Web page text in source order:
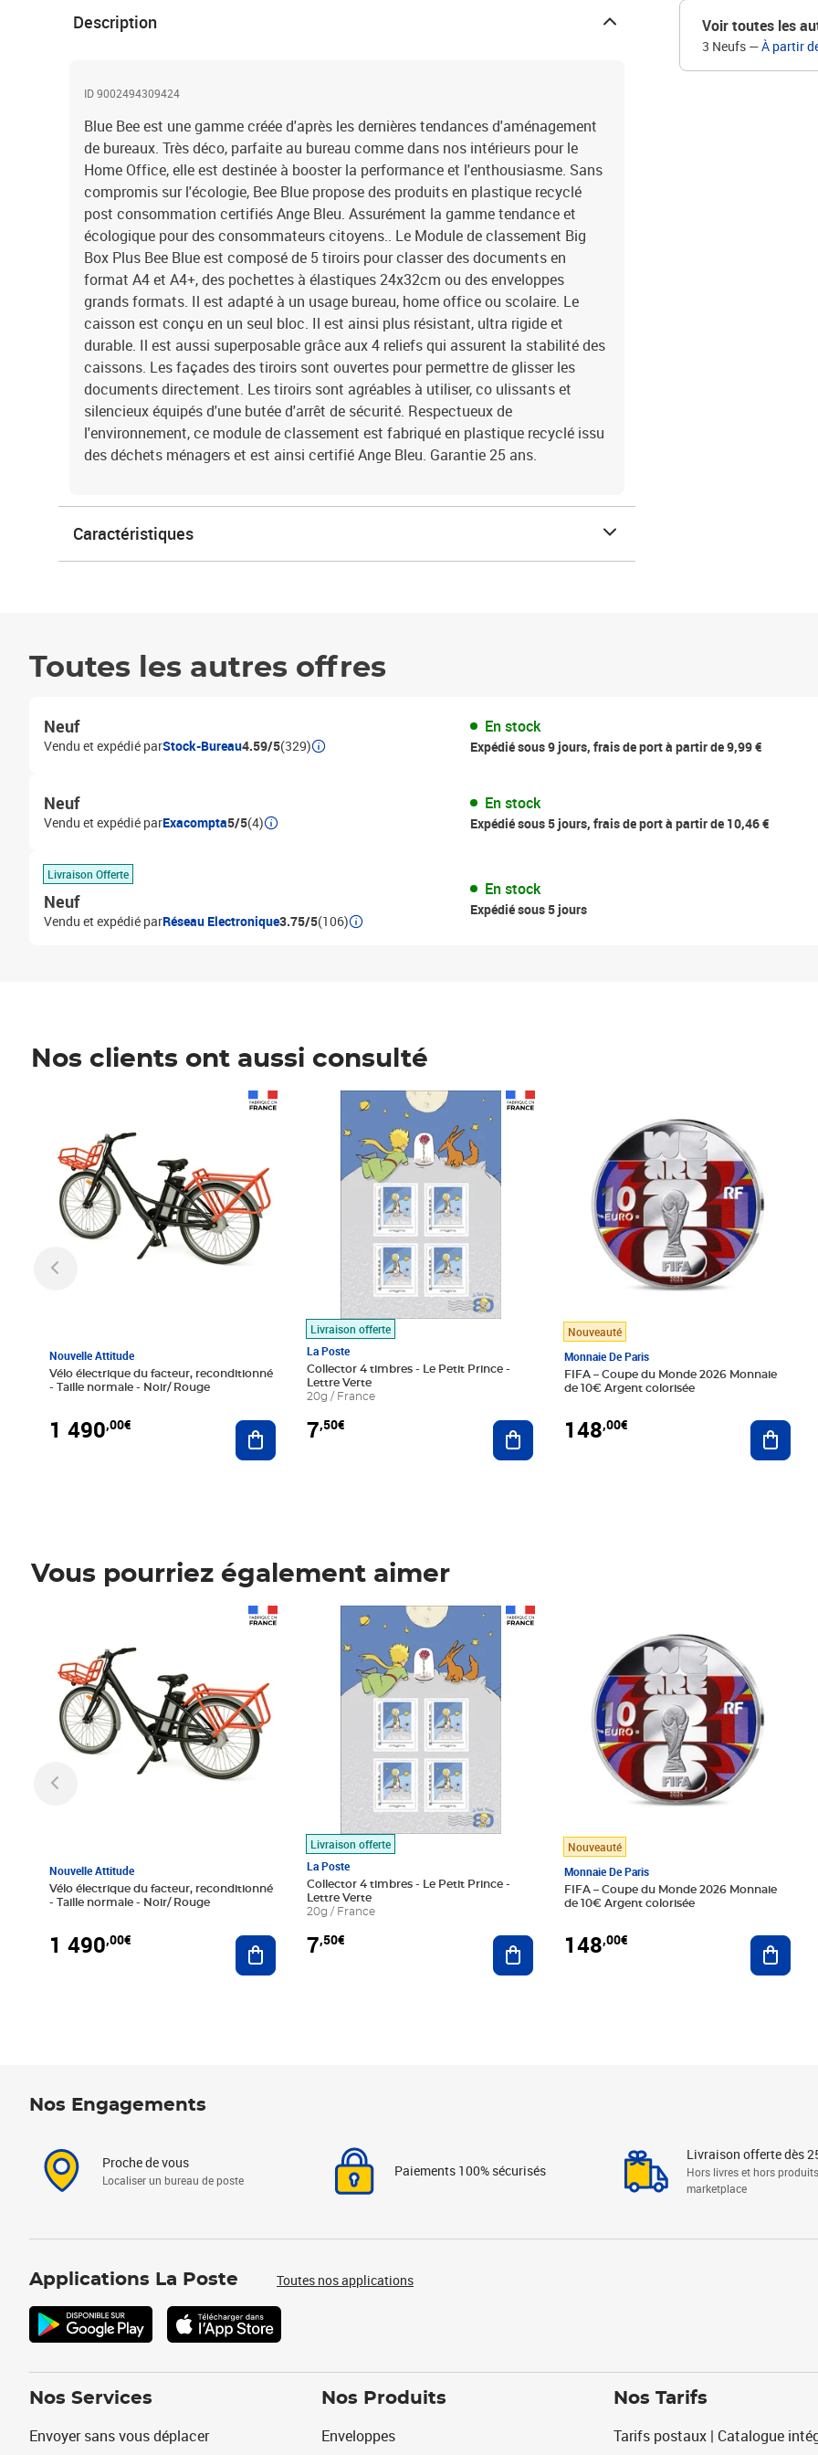
Voir toutes les
3 Neufs —À partir
Description
ID 9002494309424
Blue Bee est une gamme créée d'après les dernières tendances d'aménagement
de bureaux. Très déco, parfaite au bureau comme dans nos intérieurs pour le
Home Office, elle est destinée à booster la performance et l'enthousiasme. Sans
compromis sur l'écologie, Bee Blue propose des produits en plastique recyclé
post consommation certifiés Ange Bleu. Assurément la gamme tendance et
écologique pour des consommateurs citoyens.. Le Module de classement Big
Box Plus Bee Blue est composé de 5 tiroirs pour classer des documents en
format A4 et A4+, des pochettes à élastiques 24x32cm ou des enveloppes
grands formats. Il est adapté à un usage bureau, home office ou scolaire. Le
caisson est conçu en un seul bloc. Il est ainsi plus résistant, ultra rigide et
durable. Il est aussi superposable grâce aux 4 reliefs qui assurent la stabilité des
caissons. Les façades des tiroirs sont ouvertes pour permettre de glisser les
documents directement. Les tiroirs sont agréables à utiliser, co ulissants et
silencieux équipés d'une butée d'arrêt de sécurité. Respectueux de
l'environnement, ce module de classement est fabriqué en plastique recyclé issu
des déchets ménagers et est ainsi certifié Ange Bleu. Garantie 25 ans.
Caractéristiques
Toutes les autres offres
Neuf
Vendu et expédié parStock-Bureau4.59/5(329)
En stock
Expédié sous 9 jours, frais de port à partir de 9,99 €
Neuf
Vendu et expédié parExacompta5/5(4)
En stock
Expédié sous 5 jours, frais de port à partir de 10,46 €
Livraison Offerte
Neuf
Vendu et expédié parRéseau Electronique3.75/5(106)
En stock
Expédié sous 5 jours
Nos clients ont aussi consulté
Nouvelle Attitude
Vélo électrique du facteur, reconditionné
- Taille normale - Noir/ Rouge
1 490,00€ Ajouter au panier
Livraison offerte
La Poste
Collector 4 timbres - Le Petit Prince -
Lettre Verte
20g / France
7,50€
Prix 7,50€
Ajouter au panier
Nouveauté
Monnaie De Paris
FIFA – Coupe du Monde 2026 Monnaie
de 10€ Argent colorisée
148,00€
Vous pourriez également aimer
Nouvelle Attitude
Vélo électrique du facteur, reconditionné
- Taille normale - Noir/ Rouge
1 490,00€ Ajouter au panier
Livraison offerte
La Poste
Collector 4 timbres - Le Petit Prince -
Lettre Verte
20g / France
7,50€
Prix 7,50€
Ajouter au panier
Nouveauté
Monnaie De Paris
FIFA – Coupe du Monde 2026 Monnaie
de 10€ Argent colorisée
148,00€
Nos Engagements
Proche de vous
Localiser un bureau de poste
Paiements 100% sécurisés
Livraison offerte dès
Hors livres et hors produits
marketplace
Applications La Poste Toutes nos applications
Nos Services
Envoyer sans vous déplacer
Nos Produits
Enveloppes
Nos Tarifs
Tarifs postaux | Catalogue